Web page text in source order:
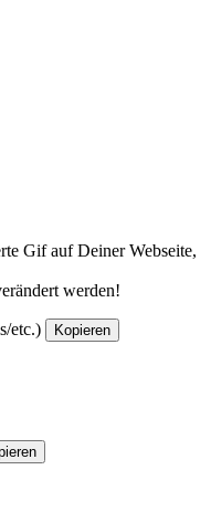
Gif auf Deiner Webseite,
werden!
etc.) Kopieren